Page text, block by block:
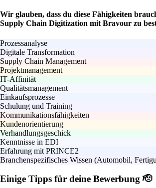
Wir glauben, dass du diese Fähigkeiten
Supply Chain Digitization mit Bravour zu
Prozessanalyse
Digitale Transformation
Supply Chain Management
Projektmanagement
IT-Affinität
Qualitätsmanagement
Einkaufsprozesse
Schulung und Training
Kommunikationsfähigkeiten
Kundenorientierung
Verhandlungsgeschick
Kenntnisse in EDI
Erfahrung mit PRINCE2
Branchenspezifisches Wissen (Automobil,
Einige Tipps für deine Bewerbung 🫡